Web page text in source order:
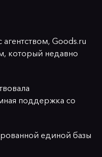
Goods.ru
который недавно
поддержка со
единой базы